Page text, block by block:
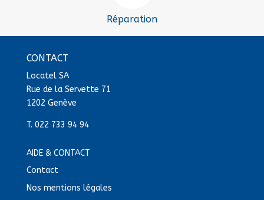
Réparation
CONTACT
Locatel SA
Rue de la Servette 71
1202 Genève
T. 022 733 94 94
AIDE & CONTACT
Contact
Nos mentions légales